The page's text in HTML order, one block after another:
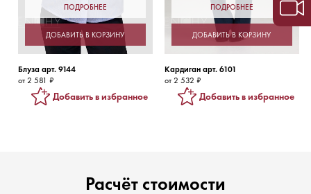
ПОДРОБНЕЕ
ДОБАВИТЬ В КОРЗИНУ
Блуза арт. 9144
от 2 581 ₽
Добавить в избранное
ПОДРОБНЕЕ
ДОБАВИТЬ В КОРЗИНУ
Кардиган арт. 6101
от 2 532 ₽
Добавить в избранное
Расчёт стоимости